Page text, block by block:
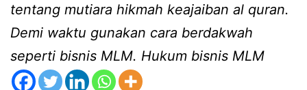
tentang mutiara hikmah keajaiban al quran.
Demi waktu gunakan cara berdakwah
seperti bisnis MLM. Hukum bisnis MLM